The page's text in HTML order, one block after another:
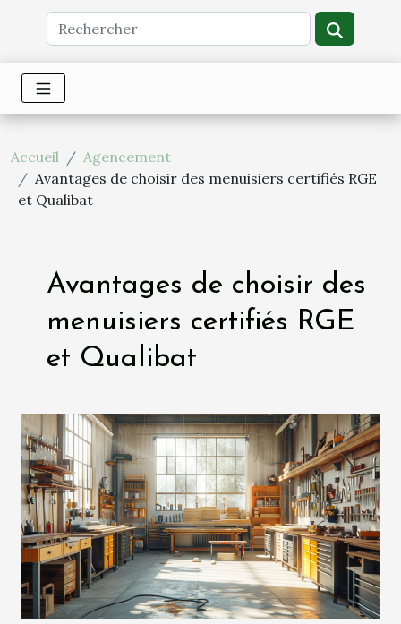
Accueil
Agencement
Avantages de choisir des menuisiers certifiés RGE
et Qualibat
Avantages de choisir des
menuisiers certifiés RGE
et Qualibat